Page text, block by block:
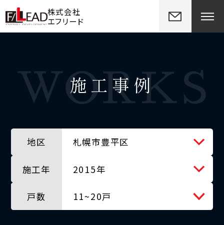
株式会社
エフリード
施工事例
地区 札幌市豊平区
全ての地区
北広島市
施工年 2015年
全ての年
戸数 11~20戸